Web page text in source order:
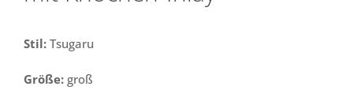
Stil: Tsugaru
Größe: groß